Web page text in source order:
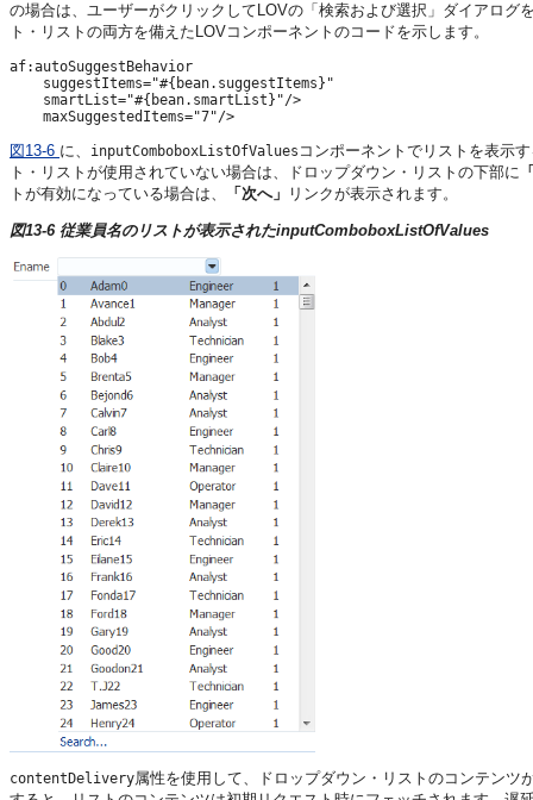
の場合は、ユーザーがクリックしてLOVの「検索および選択」ダイアログ
ト・リストの両方を備えたLOVコンポーネントのコードを示します。
af:autoSuggestBehavior
    suggestItems="#{bean.suggestItems}"
    smartList="#{bean.smartList}"/>
図13-6 に、 inputComboboxListOfValues コンポーネントでリストを表示
ト・リストが使用されていない場合は、ドロップダウン・リストの下部に
トが有効になっている場合は、
「次へ」 リンクが表示されます。
図13-6 従業員名のリストが表示されたinputComboboxListOfValues
contentDelivery属性を使用して、ドロップダウン・リストのコンテン